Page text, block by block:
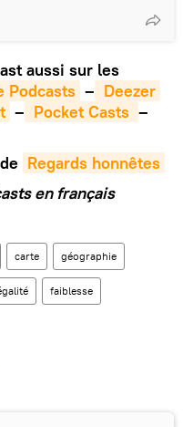
aussi sur les
Podcasts – Deezer
– Pocket Casts –
Regards honnêtes
en français
carte géographie
faiblesse